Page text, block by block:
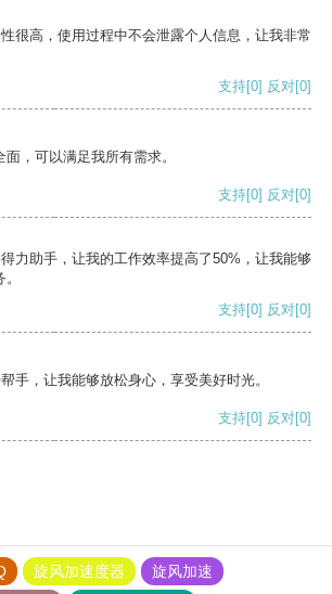
很高，使用过程中不会泄露个人信息，让我非常
支持[0] 反对[0]
，可以满足我所有需求。
支持[0] 反对[0]
力助手，让我的工作效率提高了50%，让我能够
支持[0] 反对[0]
手，让我能够放松身心，享受美好时光。
支持[0] 反对[0]
旋风加速度器
旋风加速